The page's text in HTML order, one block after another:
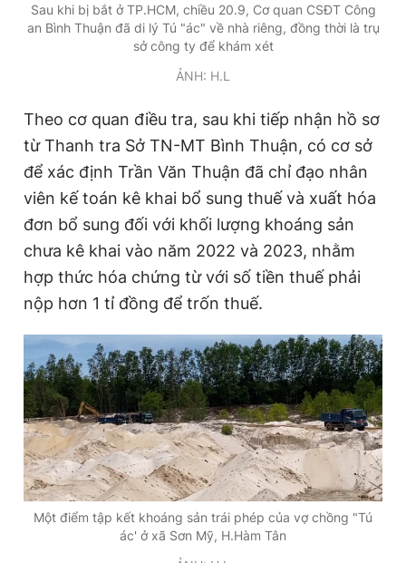
Sau khi bị bắt ở TP.HCM, chiều 20.9, Cơ quan CSĐT Công
an Bình Thuận đã di lý Tú "ác" về nhà riêng, đồng thời là trụ
sở công ty để khám xét
ẢNH: H.L
Theo cơ quan điều tra, sau khi tiếp nhận hồ sơ
từ Thanh tra Sở TN-MT Bình Thuận, có cơ sở
để xác định Trần Văn Thuận đã chỉ đạo nhân
viên kế toán kê khai bổ sung thuế và xuất hóa
đơn bổ sung đối với khối lượng khoáng sản
chưa kê khai vào năm 2022 và 2023, nhằm
hợp thức hóa chứng từ với số tiền thuế phải
nộp hơn 1 tỉ đồng để trốn thuế.
Một điểm tập kết khoáng sản trái phép của vợ chồng "Tú
ác' ở xã Sơn Mỹ, H.Hàm Tân